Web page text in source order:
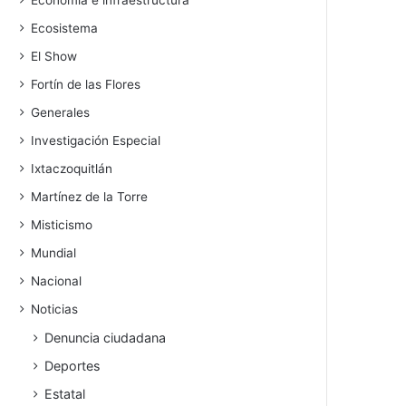
Ecosistema
El Show
Fortín de las Flores
Generales
Investigación Especial
Ixtaczoquitlán
Martínez de la Torre
Misticismo
Mundial
Nacional
Noticias
Denuncia ciudadana
Deportes
Estatal